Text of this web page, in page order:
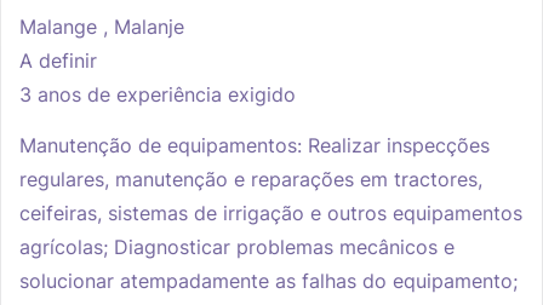
Malange , Malanje
A definir
3 anos de experiência exigido
Manutenção de equipamentos: Realizar inspecções
regulares, manutenção e reparações em tractores,
ceifeiras, sistemas de irrigação e outros equipamentos
agrícolas; Diagnosticar problemas mecânicos e
solucionar atempadamente as falhas do equipamento;